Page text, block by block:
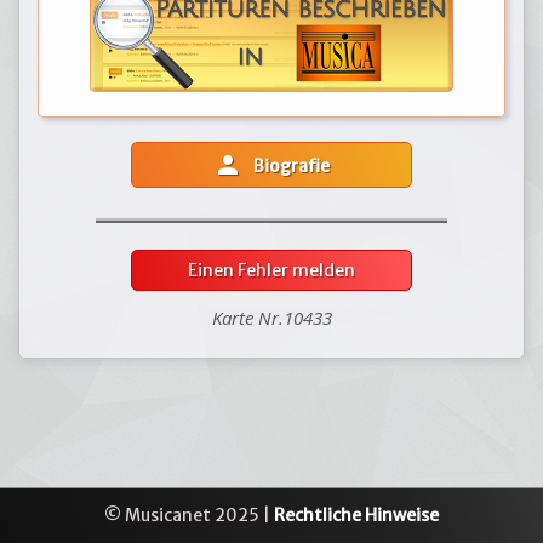
person Biografie
Einen Fehler melden
Karte Nr.10433
© Musicanet 2025 | Rechtliche Hinweise